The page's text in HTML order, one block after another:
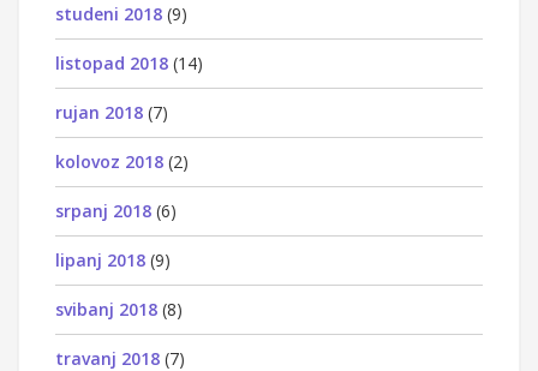
studeni 2018 (9)
listopad 2018 (14)
rujan 2018 (7)
kolovoz 2018 (2)
srpanj 2018 (6)
lipanj 2018 (9)
svibanj 2018 (8)
travanj 2018 (7)